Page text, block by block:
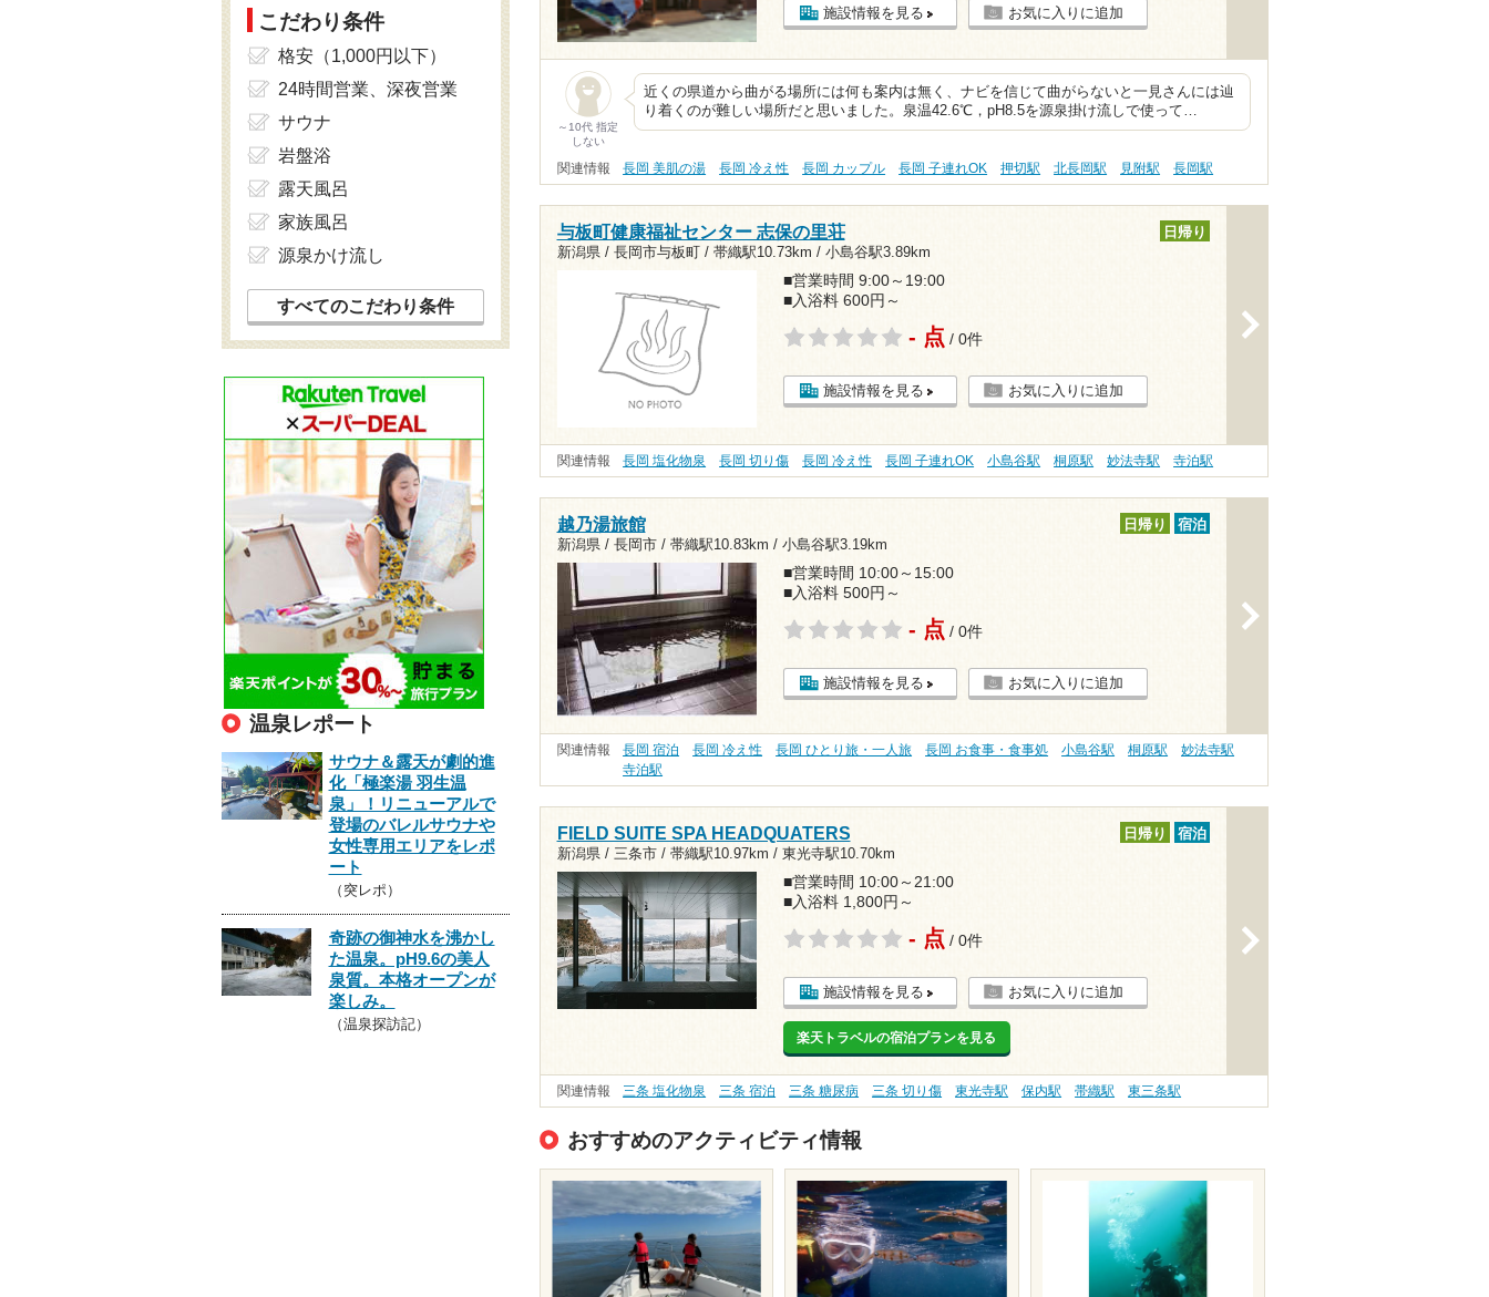
施設情報を見る お気に入りに追加
～10代 指定
しない
近くの県道から曲がる場所には何も案内は無く、ナビを信じて曲がらないと一見さんには辿
り着くのが難しい場所だと思いました。泉温42.6℃，pH8.5を源泉掛け流しで使って…
関連情報 長岡 美肌の湯 長岡 冷え性 長岡 カップル 長岡 子連れOK 押切駅 北長岡駅 見附駅 長岡駅
与板町健康福祉センター 志保の里荘
新潟県 / 長岡市与板町 / 帯織駅10.73km / 小島谷駅3.89km
日帰り
■営業時間 9:00～19:00
■入浴料 600円～
- 点 / 0件
施設情報を見る お気に入りに追加
関連情報 長岡 塩化物泉 長岡 切り傷 長岡 冷え性 長岡 子連れOK 小島谷駅 桐原駅 妙法寺駅 寺泊駅
越乃湯旅館
新潟県 / 長岡市 / 帯織駅10.83km / 小島谷駅3.19km
日帰り 宿泊
■営業時間 10:00～15:00
■入浴料 500円～
- 点 / 0件
施設情報を見る お気に入りに追加
関連情報 長岡 宿泊 長岡 冷え性 長岡 ひとり旅・一人旅 長岡 お食事・食事処 小島谷駅 桐原駅
妙法寺駅
寺泊駅
FIELD SUITE SPA HEADQUATERS
新潟県 / 三条市 / 帯織駅10.97km / 東光寺駅10.70km
日帰り 宿泊
■営業時間 10:00～21:00
■入浴料 1,800円～
- 点 / 0件
施設情報を見る お気に入りに追加
楽天トラベルの宿泊プランを見る
関連情報 三条 塩化物泉 三条 宿泊 三条 糖尿病 三条 切り傷 東光寺駅 保内駅 帯織駅 東三条駅
おすすめのアクティビティ情報
こだわり条件
格安（1,000円以下）
24時間営業、深夜営業
サウナ
岩盤浴
露天風呂
家族風呂
源泉かけ流し
すべてのこだわり条件
温泉レポート
サウナ＆露天が劇的進
化「極楽湯 羽生温
泉」！リニューアルで
登場のバレルサウナや
女性専用エリアをレポ
ート
（突レポ）
奇跡の御神水を沸かし
た温泉。pH9.6の美人
泉質。本格オープンが
楽しみ。
（温泉探訪記）